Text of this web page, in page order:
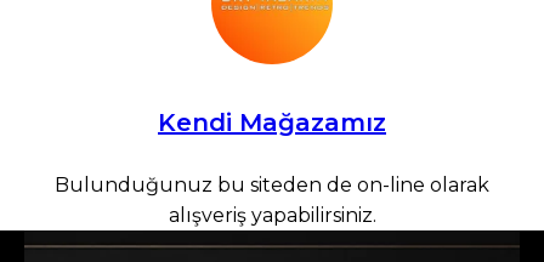
Kendi Mağazamız
Bulunduğunuz bu siteden de on-line olarak
alışveriş yapabilirsiniz.